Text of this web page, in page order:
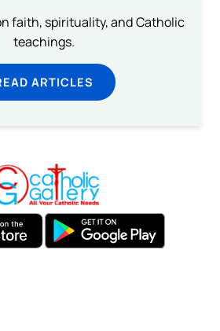
faith, spirituality, and Catholic
teachings.
ARTICLES